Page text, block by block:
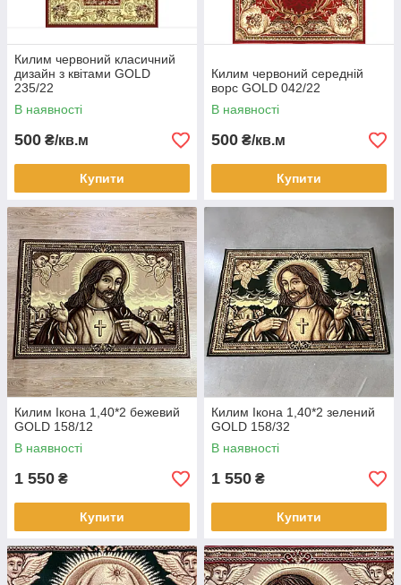
Килим червоний класичний
дизайн з квітами GOLD
235/22
В наявності
500 ₴/кв.м
Купити
Килим червоний середній
ворс GOLD 042/22
В наявності
500 ₴/кв.м
Купити
Килим Ікона 1,40*2 бежевий
GOLD 158/12
В наявності
1 550 ₴
Купити
Килим Ікона 1,40*2 зелений
GOLD 158/32
В наявності
1 550 ₴
Купити